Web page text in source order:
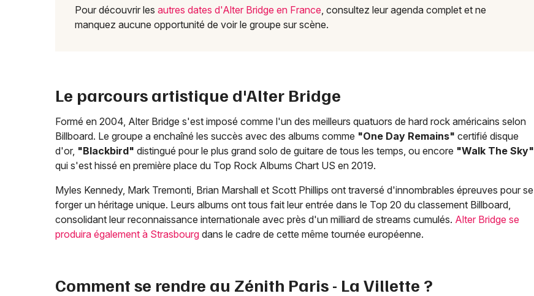
Pour découvrir les autres dates d'Alter Bridge en France, consultez leur agenda complet et ne
manquez aucune opportunité de voir le groupe sur scène.
Le parcours artistique d'Alter Bridge
Formé en 2004, Alter Bridge s'est imposé comme l'un des meilleurs quatuors de hard rock américains selon
Billboard. Le groupe a enchaîné les succès avec des albums comme "One Day Remains" certifié disque
d'or, "Blackbird" distingué pour le plus grand solo de guitare de tous les temps, ou encore "Walk The Sky"
qui s'est hissé en première place du Top Rock Albums Chart US en 2019.
Myles Kennedy, Mark Tremonti, Brian Marshall et Scott Phillips ont traversé d'innombrables épreuves pour se
forger un héritage unique. Leurs albums ont tous fait leur entrée dans le Top 20 du classement Billboard,
consolidant leur reconnaissance internationale avec près d'un milliard de streams cumulés. Alter Bridge se
produira également à Strasbourg dans le cadre de cette même tournée européenne.
Comment se rendre au Zénith Paris - La Villette ?